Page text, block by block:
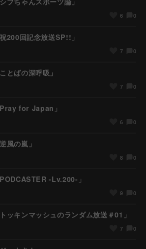
6 0
200回記念放送SP!!」
7 0
とばの深呼吸」
7 0
for Japan」
6 0
風の嵐」
8 0
-Lv.200-」
9 0
ッキンマッシュのランダム放送＃01」
7 0